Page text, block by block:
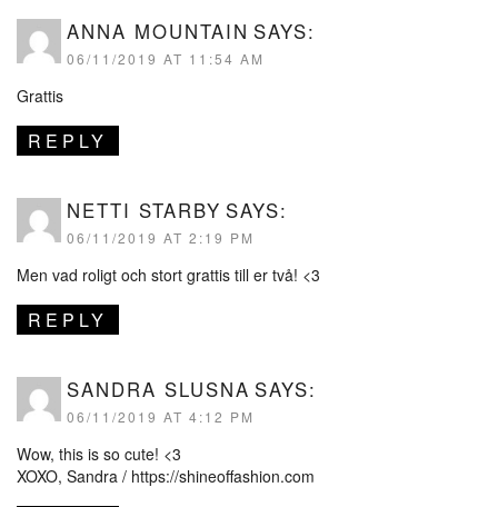
ANNA MOUNTAIN SAYS:
06/11/2019 AT 11:54 AM
Grattis
REPLY
NETTI STARBY SAYS:
06/11/2019 AT 2:19 PM
Men vad roligt och stort grattis till er två! <3
REPLY
SANDRA SLUSNA SAYS:
06/11/2019 AT 4:12 PM
Wow, this is so cute! <3
XOXO, Sandra / https://shineoffashion.com